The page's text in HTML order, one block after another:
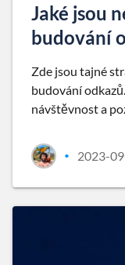
Jaké jsou
budování
Zde jsou tajné
budování
návštěvnost a
• 2023-